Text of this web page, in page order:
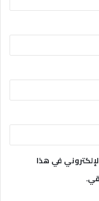
في هذا